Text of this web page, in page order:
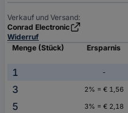
Verkauf und Versand:
Conrad Electronic
Widerruf
Menge (Stück)
Ersparnis
1 -
3
2% = € 1,56
5
3% = € 2,18